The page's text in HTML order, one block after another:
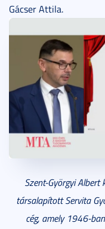
Gácser Attila.
Szent-Györgyi Albert
társalapított Servita
cég, amely 1946-